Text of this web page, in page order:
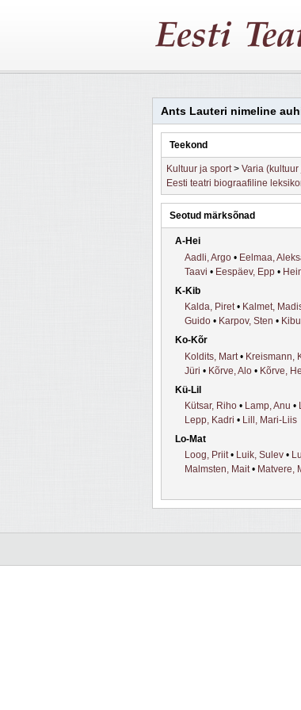
Ants Lauteri nimeline
Teekond
Kultuur ja sport> Varia (kultuur
Eesti teatri biograafiline
Seotud märksõnad
A-Hei
Aadli, Argo • Eelmaa,
Taavi • Eespäev, Epp •
K-Kib
Kalda, Piret• Kalmet,
Guido • Karpov, Sten •
Ko-Kõr
Koldits, Mart • Kreismann,
Jüri • Kõrve, Alo • Kõrve,
Kü-Lil
Kütsar, Riho • Lamp, Anu •
Lepp, Kadri • Lill, Mari-Liis
Lo-Mat
Loog, Priit• Luik, Sulev •
Malmsten, Mait• Matvere,